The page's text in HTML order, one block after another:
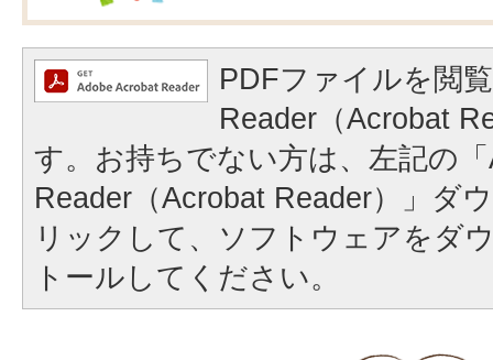
PDFファイルを閲
Reader（Acrobat
す。お持ちでない方は、左記の
Reader（Acrobat Reader）」ダ
リックして、ソフトウェアをダ
トールしてください。